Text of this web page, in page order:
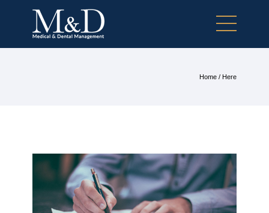
Home / Here